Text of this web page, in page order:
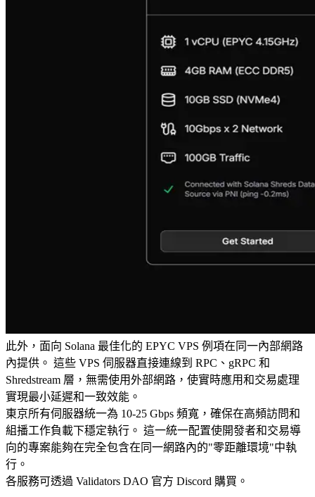
此外，面向 Solana 最佳化的 EPYC VPS 例項在同一內部網路
內提供。 這些 VPS 伺服器直接連線到 RPC、gRPC 和
Shredstream 層，無需使用外部網路，使實時應用和交易處理
實現最小延遲和一致效能。
東京所有伺服器統一為 10-25 Gbps 頻寬，確保在高頻訪問和
組播工作負載下穩定執行。 這一統一配置使開發者和交易導
向的專案能夠在完全包含在同一網路內的"零距離環境"中執
行。
各服務可透過 Validators DAO 官方 Discord 購買。